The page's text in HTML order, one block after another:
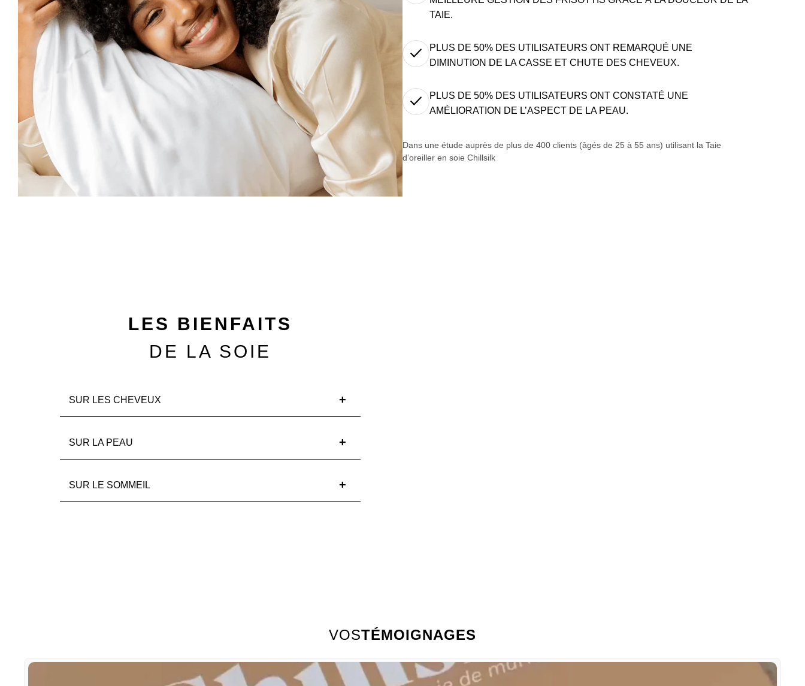
â
TAIE.
PLUS DE 50% DES UTILISATEURS ONT REMARQUÉ UNE
DIMINUTION DE LA CASSE ET CHUTE DES CHEVEUX.
PLUS DE 50% DES UTILISATEURS ONT CONSTATÉ UNE
AMÉLIORATION DE L’ASPECT DE LA PEAU.
Dans une étude auprès de plus de 400 clients (âgés de 25 à 55 ans) utilisant la Taie
d’oreiller en soie Chillsilk
LES BIENFAITS
DE LA SOIE
SUR LES CHEVEUX
SUR LA PEAU
SUR LE SOMMEIL
VOSTÉMOIGNAGES